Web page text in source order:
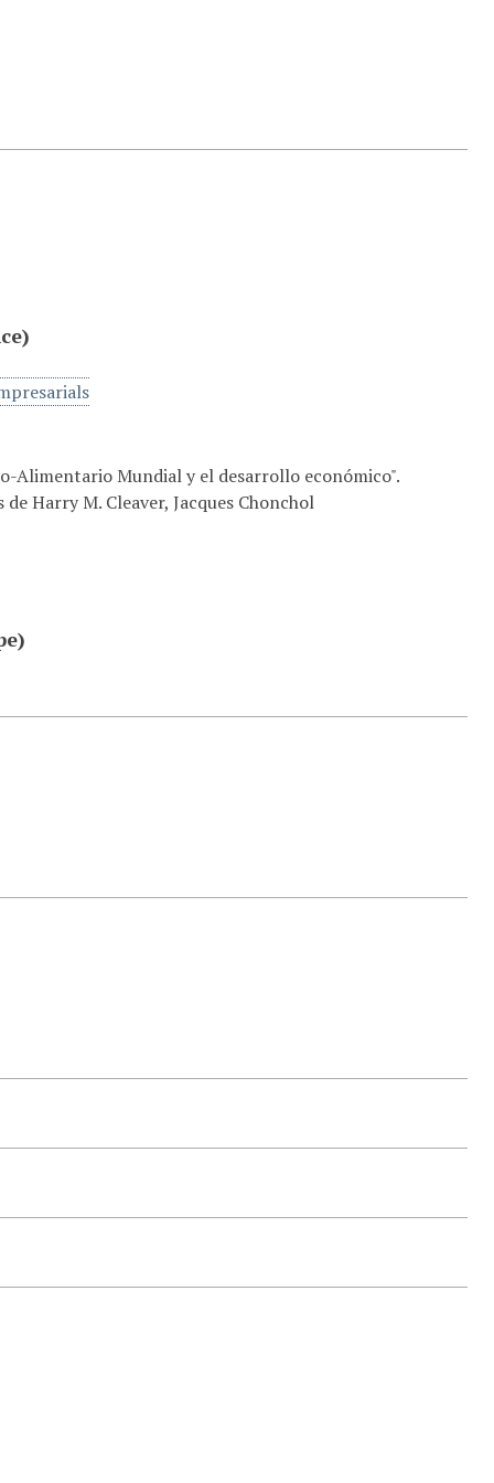
Alimentario Mundial y el desarrollo económico".
Harry M. Cleaver, Jacques Chonchol